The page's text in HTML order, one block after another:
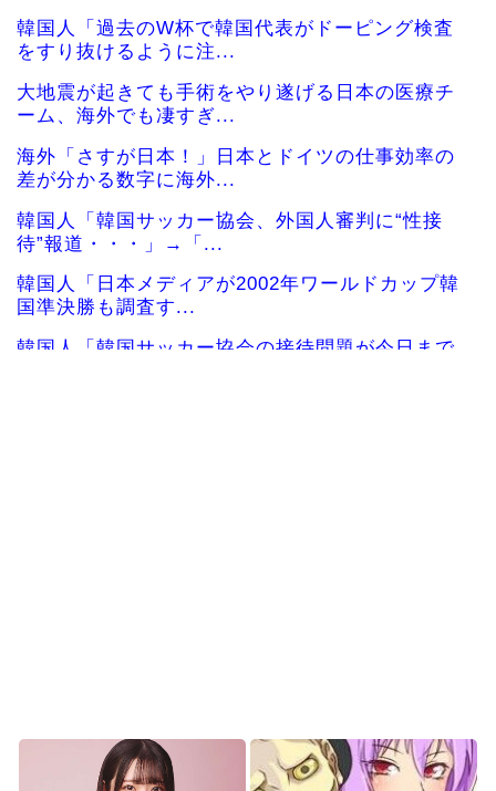
韓国人「過去のW杯で韓国代表がドーピング検査
をすり抜けるように注...
大地震が起きても手術をやり遂げる日本の医療チ
ーム、海外でも凄すぎ...
海外「さすが日本！」日本とドイツの仕事効率の
差が分かる数字に海外...
韓国人「韓国サッカー協会、外国人審判に“性接
待”報道・・・」→「...
韓国人「日本メディアが2002年ワールドカップ韓
国準決勝も調査す...
韓国人「韓国サッカー協会の接待問題が今日まで
Powered by livedoor 相互RSS